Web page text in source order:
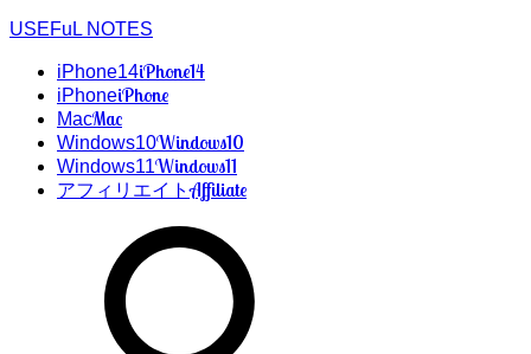
USEFuL NOTES
iPhone14iPhone14
iPhoneiPhone
MacMac
Windows10Windows10
Windows11Windows11
アフィリエイトAffiliate